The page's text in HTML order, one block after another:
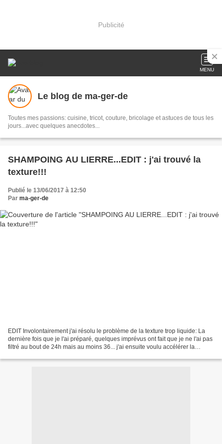
Publicité
MENU
Le blog de ma-ger-de
Toutes mes passions: cuisine, tricot, couture, bricolage et astuces de tous les
jours...avec quelques anecdotes...
SHAMPOING AU LIERRE...EDIT : j'ai trouvé la
texture!!!
Publié le 13/06/2017 à 12:50
Par ma-ger-de
EDIT Involontairement j'ai résolu le problème de la texture trop liquide: La
dernière fois que je l'ai préparé, quelques imprévus ont fait que je ne l'ai pas
filtré au bout de 24h mais au moins 36... j'ai ensuite voulu accélérer la